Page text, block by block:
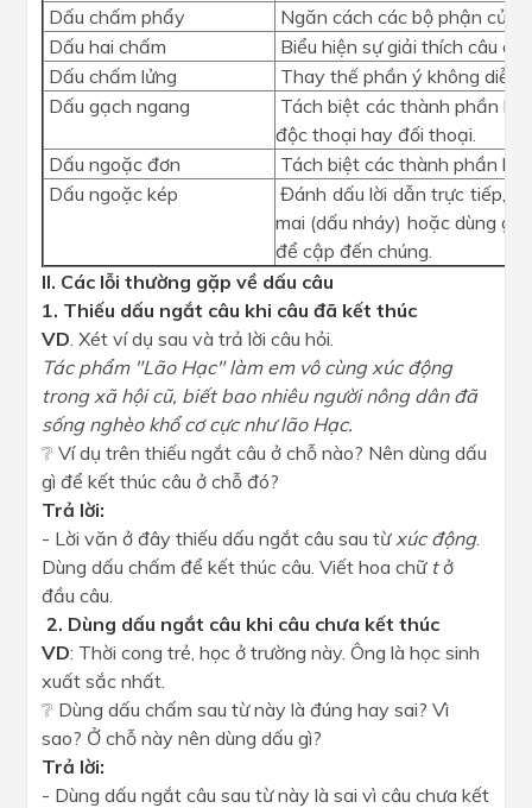
Dấu chấm phẩy
Ngăn cách các bộ phận của
Dấu hai chấm
Biểu hiện sự giải thích câu
Dấu chấm lửng
Thay thế phần ý không diễn
Dấu gạch ngang
Tách biệt các thành phần
độc thoại hay đối thoại.
Dấu ngoặc đơn
Tách biệt các thành phần
Dấu ngoặc kép
Đánh dấu lời dẫn trực tiếp,
mai (dấu nháy) hoặc dùng
để cập đến chúng.
II. Các lỗi thường gặp về dấu câu
1. Thiếu dấu ngắt câu khi câu đã kết thúc
VD. Xét ví dụ sau và trả lời câu hỏi.
Tác phẩm "Lão Hạc" làm em vô cùng xúc động
trong xã hội cũ, biết bao nhiêu người nông dân đã
sống nghèo khổ cơ cực như lão Hạc.
❔ Ví dụ trên thiếu ngắt câu ở chỗ nào? Nên dùng dấu
gì để kết thúc câu ở chỗ đó?
Trả lời:
- Lời văn ở đây thiếu dấu ngắt câu sau từxúc động.
Dùng dấu chấm để kết thúc câu. Viết hoa chữ tở
đầu câu.
2. Dùng dấu ngắt câu khi câu chưa kết thúc
VD: Thời cong trẻ, học ở trường này. Ông là học sinh
xuất sắc nhất.
❔ Dùng dấu chấm sau từ này là đúng hay sai? Vì
sao? Ở chỗ này nên dùng dấu gì?
Trả lời:
- Dùng dấu ngắt câu sau từ này là sai vì câu chưa kết